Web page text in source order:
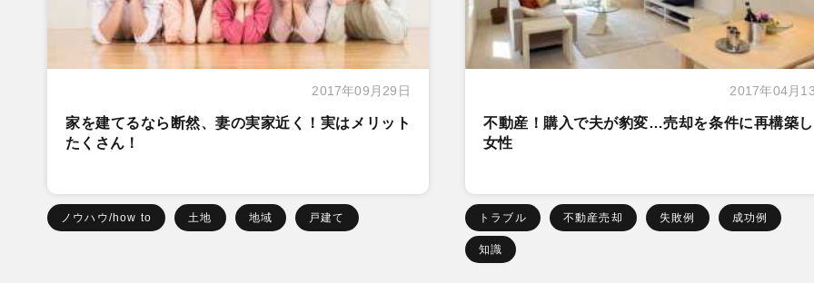
2017年09月29日
家を建てるなら断然、妻の実家近く！実はメリット
たくさん！
ノウハウ/how to 土地 地域 戸建て
2017年04月
不動産！購入で夫が豹変…売却を条件に再構築
女性
トラブル 不動産売却 失敗例 成功例
知識